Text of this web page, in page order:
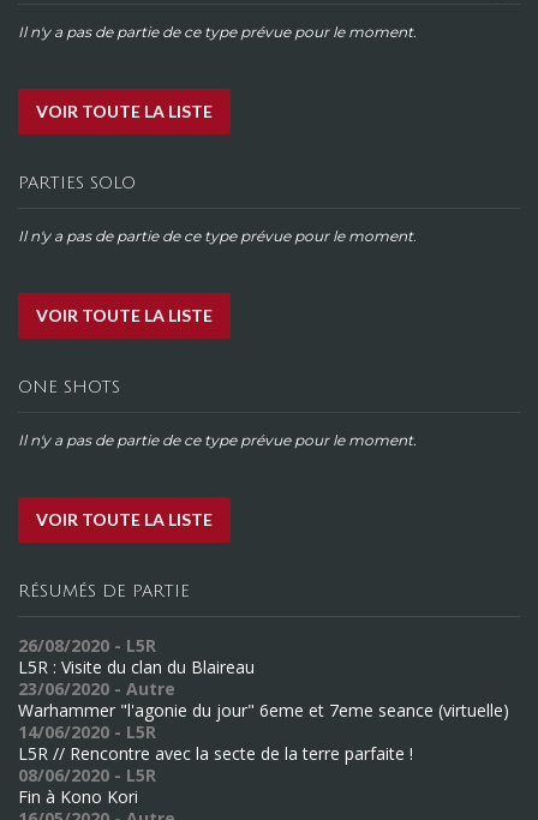
Il n'y a pas de partie de ce type prévue pour le moment.
VOIR TOUTE LA LISTE
PARTIES SOLO
Il n'y a pas de partie de ce type prévue pour le moment.
VOIR TOUTE LA LISTE
ONE SHOTS
Il n'y a pas de partie de ce type prévue pour le moment.
VOIR TOUTE LA LISTE
RÉSUMÉS DE PARTIE
26/08/2020 - L5R
L5R : Visite du clan du Blaireau
23/06/2020 - Autre
Warhammer "l'agonie du jour" 6eme et 7eme seance (virtuelle)
14/06/2020 - L5R
L5R // Rencontre avec la secte de la terre parfaite !
08/06/2020 - L5R
Fin à Kono Kori